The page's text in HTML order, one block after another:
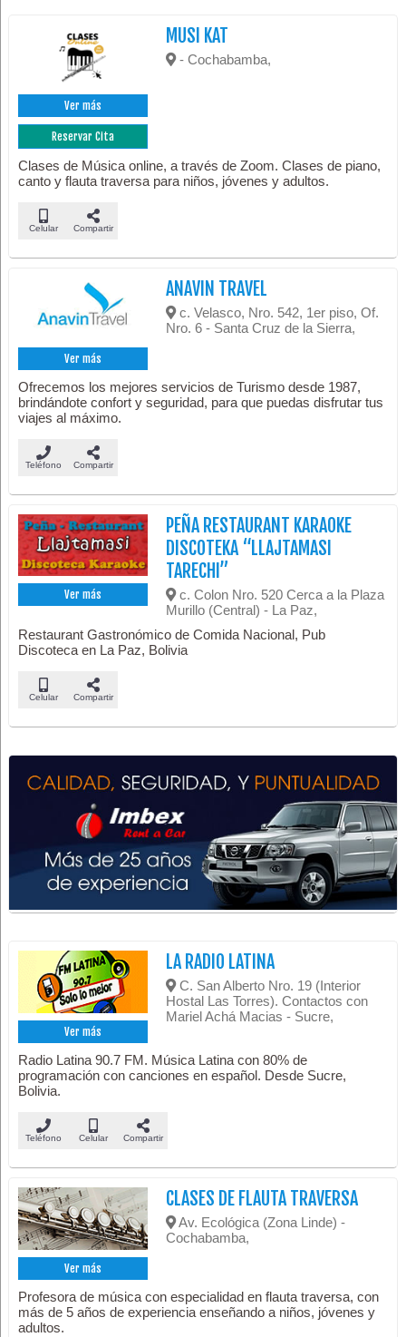
Ver más
Reservar Cita
MUSI KAT
- Cochabamba,
Clases de Música online, a través de Zoom. Clases de piano,
canto y flauta traversa para niños, jóvenes y adultos.
Celular Compartir
Ver más
ANAVIN TRAVEL
c. Velasco, Nro. 542, 1er piso, Of.
Nro. 6 - Santa Cruz de la Sierra,
Ofrecemos los mejores servicios de Turismo desde 1987,
brindándote confort y seguridad, para que puedas disfrutar tus
viajes al máximo.
Teléfono Compartir
Ver más
PEÑA RESTAURANT KARAOKE
DISCOTEKA “LLAJTAMASI
TARECHI”
c. Colon Nro. 520 Cerca a la Plaza
Murillo (Central) - La Paz,
Restaurant Gastronómico de Comida Nacional, Pub
Discoteca en La Paz, Bolivia
Celular Compartir
Ver más
LA RADIO LATINA
C. San Alberto Nro. 19 (Interior
Hostal Las Torres). Contactos con
Mariel Achá Macias - Sucre,
Radio Latina 90.7 FM. Música Latina con 80% de
programación con canciones en español. Desde Sucre,
Bolivia.
Teléfono Celular Compartir
Ver más
CLASES DE FLAUTA TRAVERSA
Av. Ecológica (Zona Linde) -
Cochabamba,
Profesora de música con especialidad en flauta traversa, con
más de 5 años de experiencia enseñando a niños, jóvenes y
adultos.